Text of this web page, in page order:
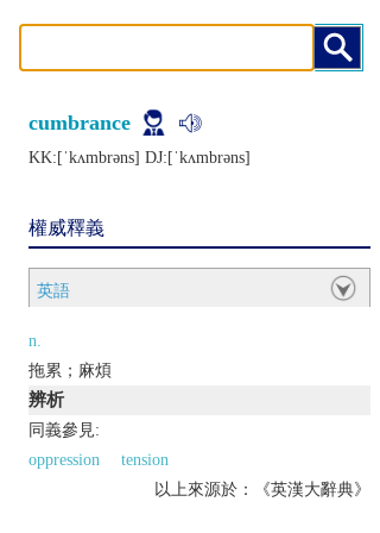
cumbrance
KK:[ˈkʌmbrǝns] DJ:[ˈkʌmbrǝns]
權威釋義
英語
n.
拖累；麻煩
辨析
同義參見:
oppression
tension
以上來源於：《英漢大辭典》